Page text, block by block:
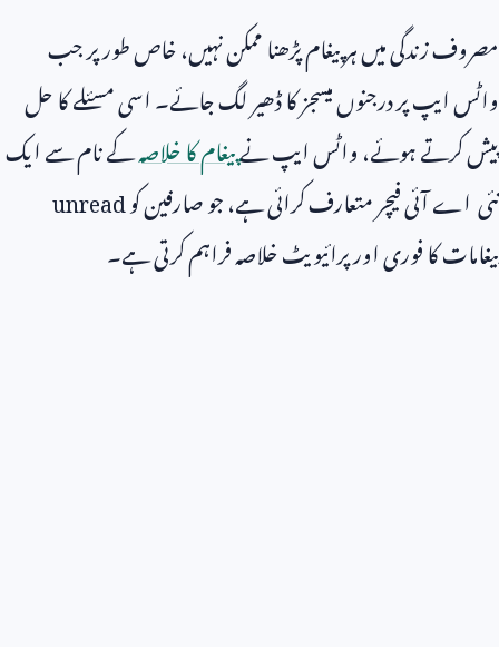
مصروف زندگی میں ہر پیغام پڑھنا ممکن نہیں، خاص طور پر جب
واٹس ایپ پر درجنوں میسجز کا ڈھیر لگ جائے۔ اسی مسئلے کا حل
پیش کرتے ہوئے، واٹس ایپ نےپیغام کا خلاصہکے نام سے ایک
نئی اے آئی فیچر متعارف کرائی ہے، جو صارفین کوunread
پیغامات کا فوری اور پرائیویٹ خلاصہ فراہم کرتی ہے۔